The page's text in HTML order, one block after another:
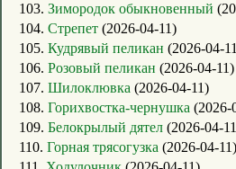
103. Зимородок обыкновенный
104. Стрепет (2026-04-11)
105. Кудрявый пеликан (2026-04-
106. Розовый пеликан (2026-04-11)
107. Шилоклювка (2026-04-11)
108. Горихвостка-чернушка (2026-
109. Белокрылый дятел (2026-04-
110. Горная трясогузка (2026-04-11)